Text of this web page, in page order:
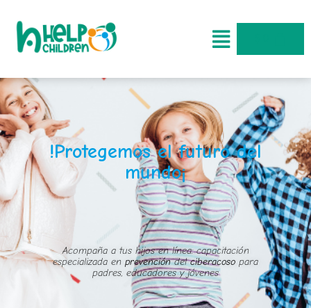
!Protegemos el futuro del
mundo¡
Acompaña a tus hijos en línea: capacitación
especializada en prevencióndelciberacoso para
padres, educadores y jóvenes